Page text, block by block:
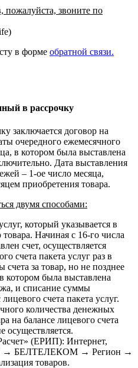
звоните по
в форме обратной связи.
в рассрочку
заключается договор на
очередного ежемесячного
в котором была выставлена
Дата выставления
– 1-ое число месяца,
приобретения товара.
двумя способами:
который указывается в
Начиная с 16-го числа
счет, осуществляется
счета пакета услуг раз в
счета за товар, но не позднее
котором была выставлена
и списание суммы
счета пакета услуг.
количества денежных
на балансе лицевого счета
осуществляется.
(ЕРИП): Интернет,
→ БЕЛТЕЛЕКОМ → Регион →
товаров.